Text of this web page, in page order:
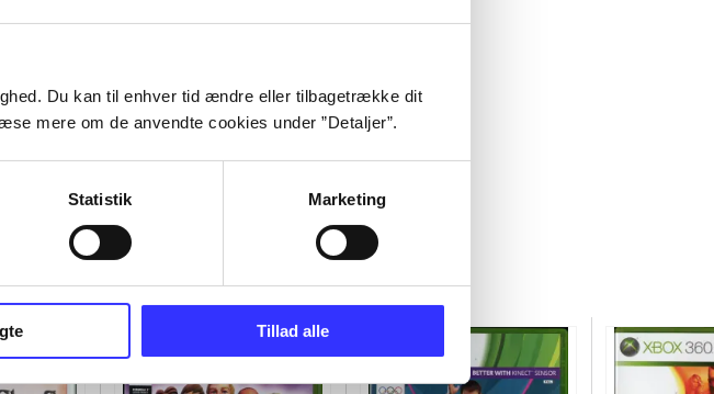
Du kan til enhver tid ændre eller tilbagetrække dit
mere om de anvendte cookies under ”Detaljer”.
Statistik Marketing
Tillad alle